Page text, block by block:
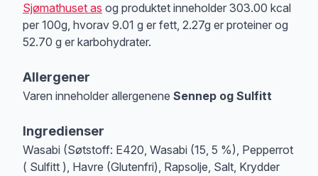
Sjømathuset as og produktet inneholder 303.00 kcal
per 100g, hvorav 9.01 g er fett, 2.27g er proteiner og
52.70 g er karbohydrater.
Allergener
Varen inneholder allergenene Sennep og Sulfitt
Ingredienser
Wasabi (Søtstoff: E420, Wasabi (15, 5 %), Pepperrot
( Sulfitt ), Havre (Glutenfri), Rapsolje, Salt, Krydder